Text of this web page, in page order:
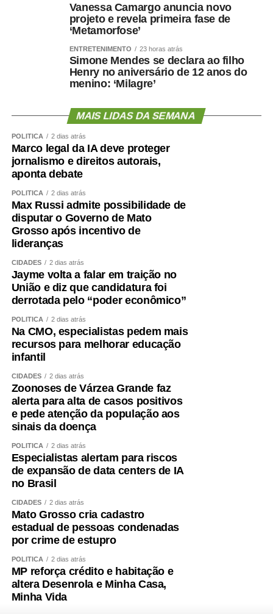
Vanessa Camargo anuncia novo
projeto e revela primeira fase de
‘Metamorfose’
ENTRETENIMENTO 23 horas atrás
Simone Mendes se declara ao filho
Henry no aniversário de 12 anos do
menino: ‘Milagre’
MAIS LIDAS DA SEMANA
POLÍTICA 2 dias atrás
Marco legal da IA deve proteger
jornalismo e direitos autorais,
aponta debate
POLÍTICA 2 dias atrás
Max Russi admite possibilidade de
disputar o Governo de Mato
Grosso após incentivo de
lideranças
CIDADES 2 dias atrás
Jayme volta a falar em traição no
União e diz que candidatura foi
derrotada pelo “poder econômico”
POLÍTICA 2 dias atrás
Na CMO, especialistas pedem mais
recursos para melhorar educação
infantil
CIDADES 2 dias atrás
Zoonoses de Várzea Grande faz
alerta para alta de casos positivos
e pede atenção da população aos
sinais da doença
POLÍTICA 2 dias atrás
Especialistas alertam para riscos
de expansão de data centers de IA
no Brasil
CIDADES 2 dias atrás
Mato Grosso cria cadastro
estadual de pessoas condenadas
por crime de estupro
POLÍTICA 2 dias atrás
MP reforça crédito e habitação e
altera Desenrola e Minha Casa,
Minha Vida